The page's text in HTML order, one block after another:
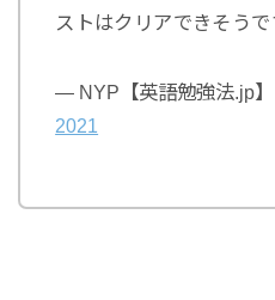
ストはクリアできそうで
— NYP【英語勉強法.jp
2021